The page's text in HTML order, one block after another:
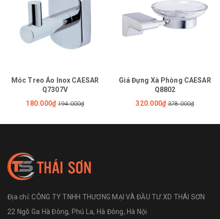
Móc Treo Áo Inox CAESAR
Q7307V
180.000₫ 194.000₫
Giá Đựng Xà Phòng CAESAR
Q8802
320.000₫ 378.000₫
Địa chỉ:CÔNG TY TNHH THƯƠNG MẠI VÀ ĐẦU TƯ XD THÁI SƠN
22 Ngõ Ga Hà Đông, Phú La, Hà Đông, Hà Nội